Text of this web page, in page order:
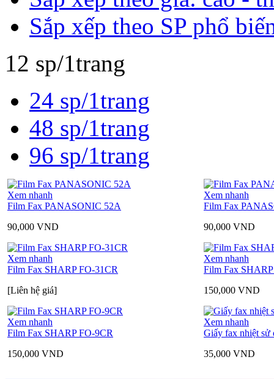
Sắp xếp theo SP phổ
12 sp/1trang
24 sp/1trang
48 sp/1trang
96 sp/1trang
Xem nhanh
Film Fax PANASONIC 52A
90,000 VND
Xem nhanh
Film Fax
90,000 VND
Xem nhanh
Film Fax SHARP FO-31CR
[Liên hệ giá]
Xem nhanh
Film Fax
150,000 VND
Xem nhanh
Film Fax SHARP FO-9CR
150,000 VND
Xem nhanh
Giấy fax nhiệt sử
35,000 VND